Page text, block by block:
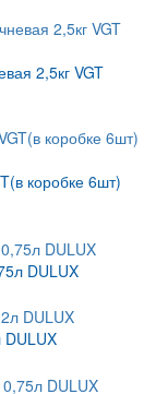
2,5кг VGT
коробке 6шт)
DULUX
DULUX